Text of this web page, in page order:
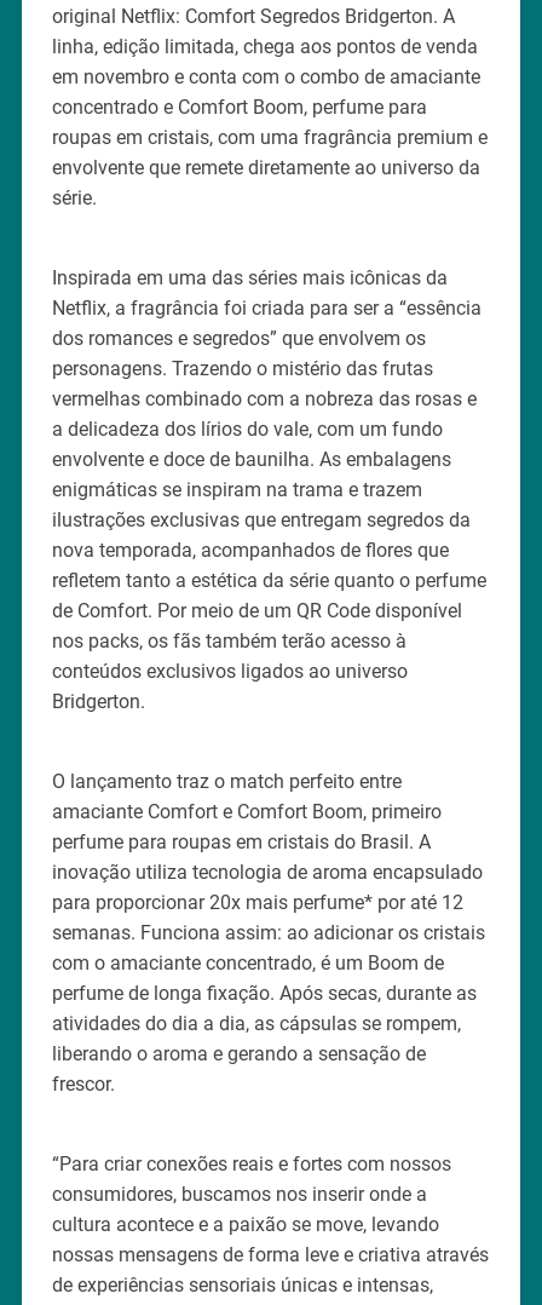
original Netflix: Comfort Segredos Bridgerton. A
linha, edição limitada, chega aos pontos de venda
em novembro e conta com o combo de amaciante
concentrado e Comfort Boom, perfume para
roupas em cristais, com uma fragrância premium e
envolvente que remete diretamente ao universo da
série.
Inspirada em uma das séries mais icônicas da
Netflix, a fragrância foi criada para ser a “essência
dos romances e segredos” que envolvem os
personagens. Trazendo o mistério das frutas
vermelhas combinado com a nobreza das rosas e
a delicadeza dos lírios do vale, com um fundo
envolvente e doce de baunilha. As embalagens
enigmáticas se inspiram na trama e trazem
ilustrações exclusivas que entregam segredos da
nova temporada, acompanhados de flores que
refletem tanto a estética da série quanto o perfume
de Comfort. Por meio de um QR Code disponível
nos packs, os fãs também terão acesso à
conteúdos exclusivos ligados ao universo
Bridgerton.
O lançamento traz o match perfeito entre
amaciante Comfort e Comfort Boom, primeiro
perfume para roupas em cristais do Brasil. A
inovação utiliza tecnologia de aroma encapsulado
para proporcionar 20x mais perfume* por até 12
semanas. Funciona assim: ao adicionar os cristais
com o amaciante concentrado, é um Boom de
perfume de longa fixação. Após secas, durante as
atividades do dia a dia, as cápsulas se rompem,
liberando o aroma e gerando a sensação de
frescor.
“Para criar conexões reais e fortes com nossos
consumidores, buscamos nos inserir onde a
cultura acontece e a paixão se move, levando
nossas mensagens de forma leve e criativa através
de experiências sensoriais únicas e intensas,